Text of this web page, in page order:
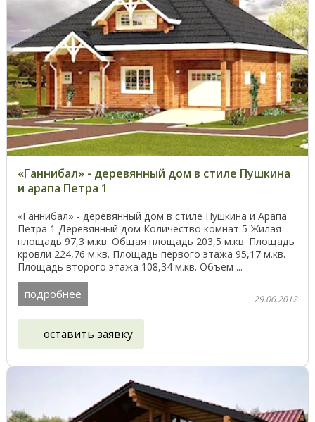
«Ганнибал» - деревянный дом в стиле Пушкина
и арапа Петра 1
«Ганнибал» - деревянный дом в стиле Пушкина и Арапа
Петра 1 Деревянный дом Количество комнат 5 Жилая
площадь 97,3 м.кв. Общая площадь 203,5 м.кв. Площадь
кровли 224,76 м.кв. Площадь первого этажа 95,17 м.кв.
Площадь второго этажа 108,34 м.кв. Объем ...
подробнее 29.06.2012
оставить заявку